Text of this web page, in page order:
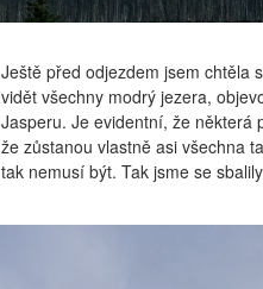
Ještě před odjezdem jsem chtěla
vidět všechny modrý jezera,
Jasperu. Je evidentní, že některá
že zůstanou vlastně asi všechna
tak nemusí být. Tak jsme se